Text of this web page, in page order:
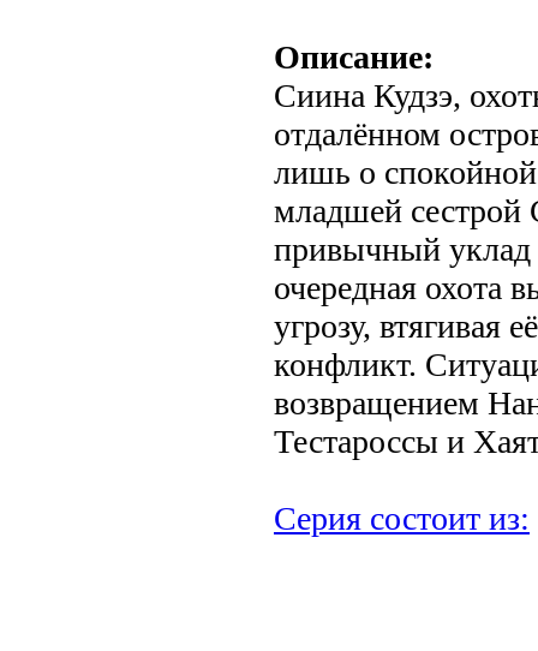
Описание:
Сиина Кудзэ,
отдалённом
лишь о
младшей сестрой
привычный уклад
очередная охота
угрозу, втягивая
конфликт.
возвращением
Тестароссы и
Серия состоит из: